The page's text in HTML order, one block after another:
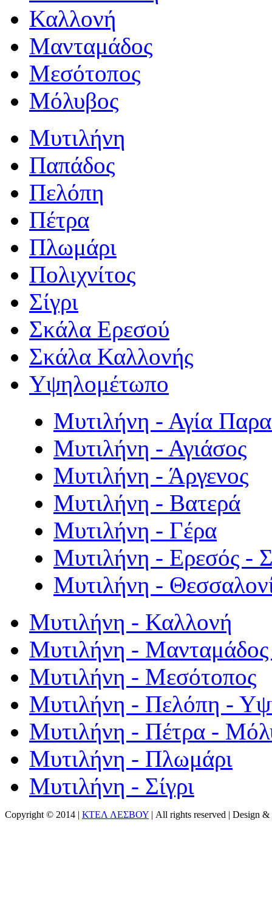
Καλλονή
Μανταμάδος
Μεσότοπος
Μόλυβος
Μυτιλήνη
Παπάδος
Πελόπη
Πέτρα
Πλωμάρι
Πολιχνίτος
Σίγρι
Σκάλα Ερεσού
Σκάλα Καλλονής
Υψηλομέτωπο
Μυτιλήνη - Αγία
Μυτιλήνη - Αγιάσος
Μυτιλήνη - Άργενος
Μυτιλήνη - Βατερά
Μυτιλήνη - Γέρα
Μυτιλήνη - Ερεσός -
Μυτιλήνη -
Μυτιλήνη - Καλλονή
Μυτιλήνη - Μανταμάδος
Μυτιλήνη - Μεσότοπος
Μυτιλήνη - Πελόπη -
Μυτιλήνη - Πέτρα -
Μυτιλήνη - Πλωμάρι
Μυτιλήνη - Σίγρι
Copyright © 2014 | ΚΤΕΛ ΛΕΣΒΟΥ | All rights reserved | Design &